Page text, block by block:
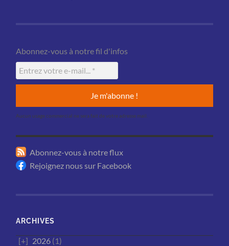
Abonnez-vous à notre fil d'infos
Aucun usage commercial ne sera fait de votre adresse mail.
Abonnez-vous à notre flux
Rejoignez nous sur Facebook
ARCHIVES
2026 (1)